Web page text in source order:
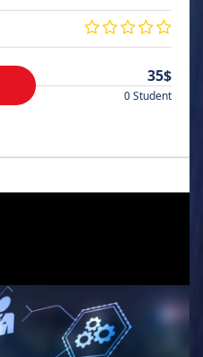
35$
0 Student